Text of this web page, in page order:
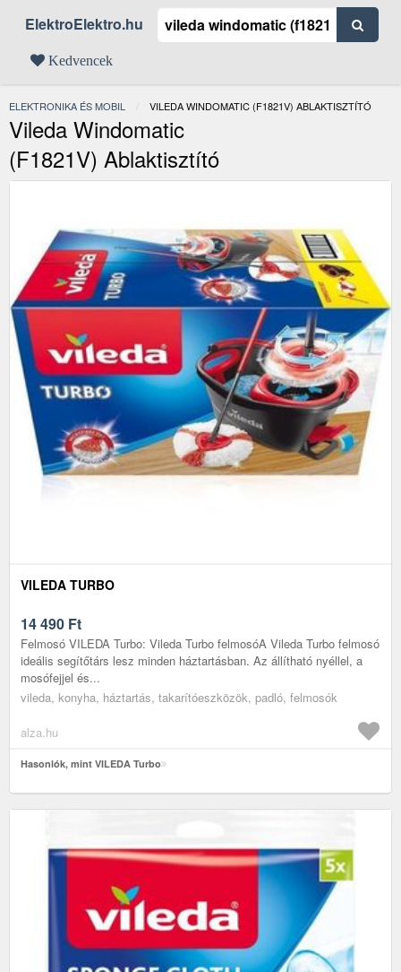
ElektroElektro.hu
Kedvencek
ELEKTRONIKA ÉS MOBIL JELENLEGI:
VILEDA WINDOMATIC (F1821V) ABLAKTISZTÍTÓ
Vileda Windomatic
(F1821V) Ablaktisztító
VILEDA TURBO
14 490 Ft
Felmosó VILEDA Turbo: Vileda Turbo felmosóA Vileda Turbo felmosó
ideális segítőtárs lesz minden háztartásban. Az állítható nyéllel, a
mosófejjel és...
vileda, konyha, háztartás, takarítóeszközök, padló, felmosók
alza.hu
Hasonlók, mint VILEDA Turbo